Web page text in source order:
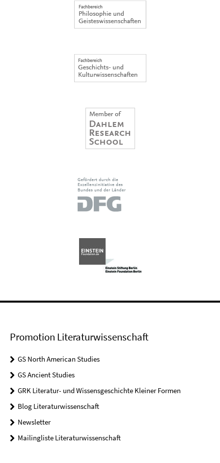
Promotion Literaturwissenschaft
GS North American Studies
GS Ancient Studies
GRK Literatur- und Wissensgeschichte Kleiner Formen
Blog Literaturwissenschaft
Newsletter
Mailingliste Literaturwissenschaft